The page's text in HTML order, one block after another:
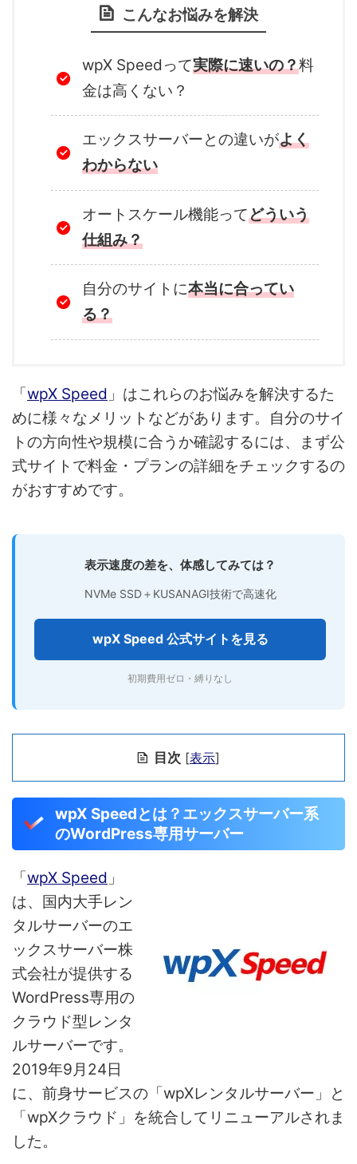
こんなお悩みを解決
wpX Speedって実際に速いの？料
金は高くない？
エックスサーバーとの違いがよく
わからない
オートスケール機能ってどういう
仕組み？
自分のサイトに本当に合ってい
る？
「wpX Speed 」はこれらのお悩みを解決するた
めに様々なメリットなどがあります。自分のサイ
トの方向性や規模に合うか確認するには、まず公
式サイトで料金・プランの詳細をチェックするの
がおすすめです。
表示速度の差を、体感してみては？
NVMe SSD＋KUSANAGI技術で高速化
wpX Speed 公式サイトを見る
初期費用ゼロ・縛りなし
目次 [表示]
wpX Speedとは？エックスサーバー系
のWordPress専用サーバー
「wpX Speed 」
は、国内大手レン
タルサーバーのエ
ックスサーバー株
式会社が提供する
WordPress専用の
クラウド型レンタ
ルサーバーです。
2019年9月24日
に、前身サービスの「wpXレンタルサーバー」と
「wpXクラウド」を統合してリニューアルされま
した。